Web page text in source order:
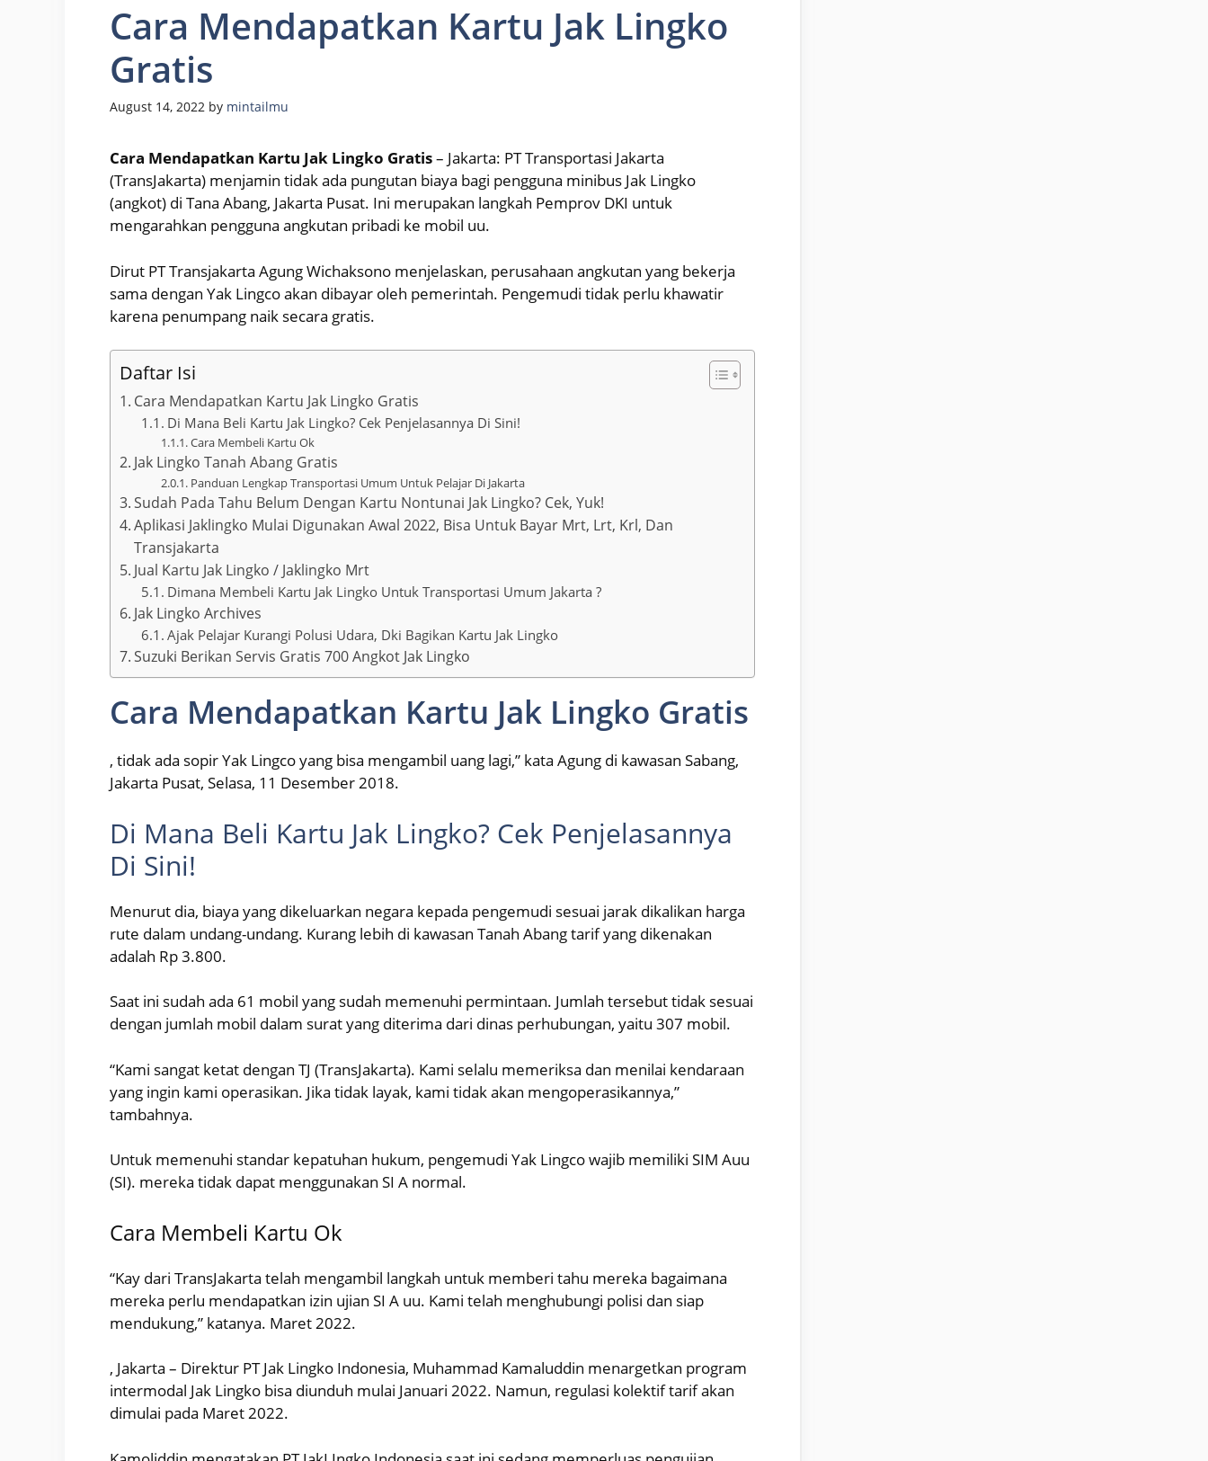
Cara Mendapatkan Kartu Jak Lingko
Gratis
August 14, 2022 by mintailmu
Cara Mendapatkan Kartu Jak Lingko Gratis– Jakarta: PT Transportasi Jakarta
(TransJakarta) menjamin tidak ada pungutan biaya bagi pengguna minibus Jak Lingko
(angkot) di Tana Abang, Jakarta Pusat. Ini merupakan langkah Pemprov DKI untuk
mengarahkan pengguna angkutan pribadi ke mobil uu.
Dirut PT Transjakarta Agung Wichaksono menjelaskan, perusahaan angkutan yang bekerja
sama dengan Yak Lingco akan dibayar oleh pemerintah. Pengemudi tidak perlu khawatir
karena penumpang naik secara gratis.
Daftar Isi
Cara Mendapatkan Kartu Jak Lingko Gratis
Di Mana Beli Kartu Jak Lingko? Cek Penjelasannya Di Sini!
Cara Membeli Kartu Ok
Jak Lingko Tanah Abang Gratis
Panduan Lengkap Transportasi Umum Untuk Pelajar Di Jakarta
Sudah Pada Tahu Belum Dengan Kartu Nontunai Jak Lingko? Cek, Yuk!
Aplikasi Jaklingko Mulai Digunakan Awal 2022, Bisa Untuk Bayar Mrt, Lrt, Krl, Dan
Transjakarta
Jual Kartu Jak Lingko / Jaklingko Mrt
Dimana Membeli Kartu Jak Lingko Untuk Transportasi Umum Jakarta ?
Jak Lingko Archives
Ajak Pelajar Kurangi Polusi Udara, Dki Bagikan Kartu Jak Lingko
Suzuki Berikan Servis Gratis 700 Angkot Jak Lingko
Cara Mendapatkan Kartu Jak Lingko Gratis
, tidak ada sopir Yak Lingco yang bisa mengambil uang lagi,” kata Agung di kawasan Sabang,
Jakarta Pusat, Selasa, 11 Desember 2018.
Di Mana Beli Kartu Jak Lingko? Cek Penjelasannya
Di Sini!
Menurut dia, biaya yang dikeluarkan negara kepada pengemudi sesuai jarak dikalikan harga
rute dalam undang-undang. Kurang lebih di kawasan Tanah Abang tarif yang dikenakan
adalah Rp 3.800.
Saat ini sudah ada 61 mobil yang sudah memenuhi permintaan. Jumlah tersebut tidak sesuai
dengan jumlah mobil dalam surat yang diterima dari dinas perhubungan, yaitu 307 mobil.
“Kami sangat ketat dengan TJ (TransJakarta). Kami selalu memeriksa dan menilai kendaraan
yang ingin kami operasikan. Jika tidak layak, kami tidak akan mengoperasikannya,”
tambahnya.
Untuk memenuhi standar kepatuhan hukum, pengemudi Yak Lingco wajib memiliki SIM Auu
(SI). mereka tidak dapat menggunakan SI A normal.
Cara Membeli Kartu Ok
“Kay dari TransJakarta telah mengambil langkah untuk memberi tahu mereka bagaimana
mereka perlu mendapatkan izin ujian SI A uu. Kami telah menghubungi polisi dan siap
mendukung,” katanya. Maret 2022.
, Jakarta – Direktur PT Jak Lingko Indonesia, Muhammad Kamaluddin menargetkan program
intermodal Jak Lingko bisa diunduh mulai Januari 2022. Namun, regulasi kolektif tarif akan
dimulai pada Maret 2022.